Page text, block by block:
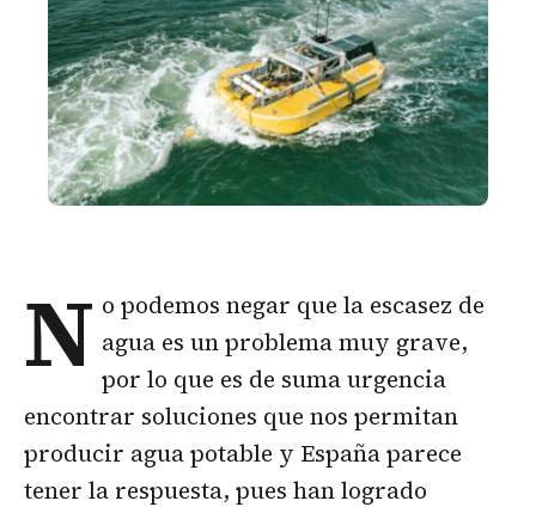
N o podemos negar que la escasez de
agua es un problema muy grave,
por lo que es de suma urgencia
encontrar soluciones que nos permitan
producir agua potable y España parece
tener la respuesta, pues han logrado